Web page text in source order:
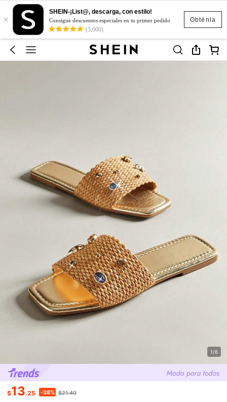
Obténla
×
SHEIN-¡List@, descarga, con estilo!
Consigue descuentos especiales en tu primer pedido
(5,000)
1/6
$13.25 -38% $21.40